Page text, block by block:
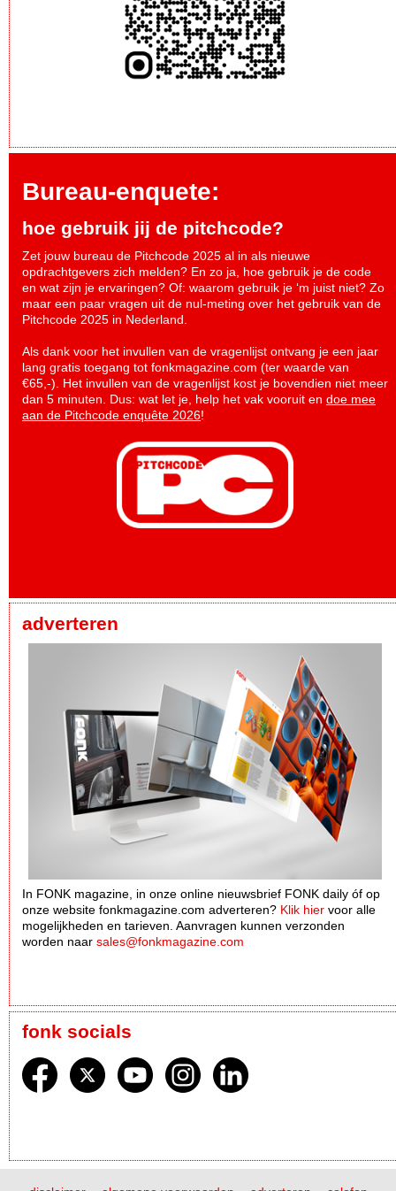
Bureau-enquete:
hoe gebruik jij de pitchcode?
Zet jouw bureau de Pitchcode 2025 al in als nieuwe
opdrachtgevers zich melden? En zo ja, hoe gebruik je de code
en wat zijn je ervaringen? Of: waarom gebruik je ‘m juist niet? Zo
maar een paar vragen uit de nul-meting over het gebruik van de
Pitchcode 2025 in Nederland.
Als dank voor het invullen van de vragenlijst ontvang je een jaar
lang gratis toegang tot fonkmagazine.com (ter waarde van
€65,-). Het invullen van de vragenlijst kost je bovendien niet meer
dan 5 minuten. Dus: wat let je, help het vak vooruit en doe mee
aan de Pitchcode enquête 2026!
adverteren
In FONK magazine, in onze online nieuwsbrief FONK daily óf op
onze website fonkmagazine.com adverteren? Klik hier voor alle
mogelijkheden en tarieven. Aanvragen kunnen verzonden
worden naar sales@fonkmagazine.com
fonk socials